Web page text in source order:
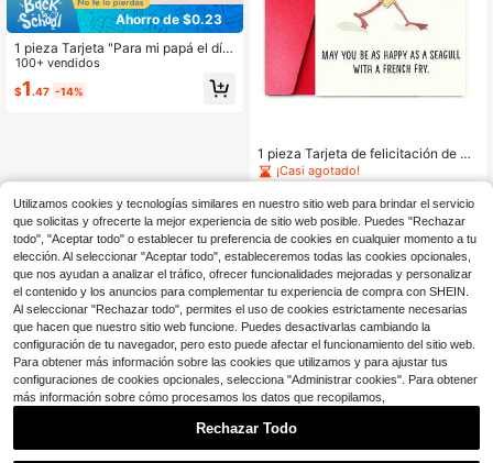
Ahorro de $0.23
1 pieza Tarjeta "Para mi papá el día
de mi boda", Tarjeta para mi papá, T
arjeta para mi padre, Tarjeta de bod
a divertida para el papá, Tarjeta par
100+ vendidos
$1 .47 -14%
1 pieza Tarjeta de felicitación de cu
mpleaños con gaviota de dibujos an
imados linda, deseándote felicidad t
an deliciosa como las patatas fritas:
adecuada para regalar a papá, mam
á, hermanos o cualquier persona qu
e ames
¡Casi agotado!
$1 .62 -10%
Utilizamos cookies y tecnologías similares en nuestro sitio web para brindar el servicio
que solicitas y ofrecerte la mejor experiencia de sitio web posible. Puedes "Rechazar
todo", "Aceptar todo" o establecer tu preferencia de cookies en cualquier momento a tu
elección. Al seleccionar "Aceptar todo", estableceremos todas las cookies opcionales,
que nos ayudan a analizar el tráfico, ofrecer funcionalidades mejoradas y personalizar
el contenido y los anuncios para complementar tu experiencia de compra con SHEIN.
Al seleccionar "Rechazar todo", permites el uso de cookies estrictamente necesarias
que hacen que nuestro sitio web funcione. Puedes desactivarlas cambiando la
configuración de tu navegador, pero esto puede afectar el funcionamiento del sitio web.
Para obtener más información sobre las cookies que utilizamos y para ajustar tus
configuraciones de cookies opcionales, selecciona "Administrar cookies". Para obtener
más información sobre cómo procesamos los datos que recopilamos,
Rechazar Todo